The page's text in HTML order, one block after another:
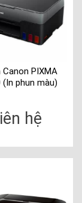
Canon PIXMA
(In phun màu)
hệ